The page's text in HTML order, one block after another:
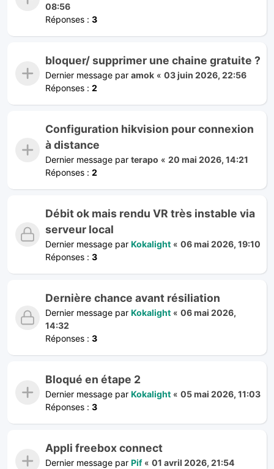
08:56
Réponses : 3
bloquer/ supprimer une chaine gratuite ?
Dernier message par amok « 03 juin 2026, 22:56
Réponses : 2
Configuration hikvision pour connexion
à distance
Dernier message par terapo « 20 mai 2026, 14:21
Réponses : 2
Débit ok mais rendu VR très instable via
serveur local
Dernier message par Kokalight « 06 mai 2026, 19:10
Réponses : 3
Dernière chance avant résiliation
Dernier message par Kokalight « 06 mai 2026,
14:32
Réponses : 3
Bloqué en étape 2
Dernier message par Kokalight « 05 mai 2026, 11:03
Réponses : 3
Appli freebox connect
Dernier message par Pif« 01 avril 2026, 21:54